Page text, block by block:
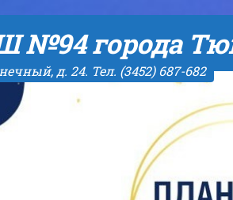
№94 города
д. 24. Тел. (3452) 687-682